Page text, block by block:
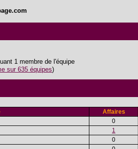
1 membre de l'équipe
sur 635 équipes)
Affaires
0
1
0